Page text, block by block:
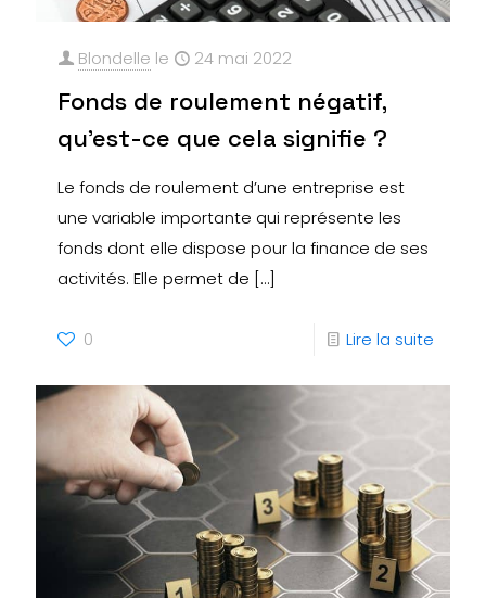
Blondelle le 24 mai 2022
Fonds de roulement négatif,
qu’est-ce que cela signifie ?
Le fonds de roulement d’une entreprise est
une variable importante qui représente les
fonds dont elle dispose pour la finance de ses
activités. Elle permet de […]
0 Lire la suite